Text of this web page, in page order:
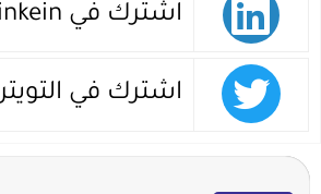
اشترك في linkein
اشترك في التويتر